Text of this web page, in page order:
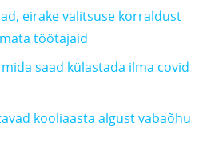
eirake valitsuse korraldust
töötajaid
saad külastada ilma covid
kooliaasta algust vabaõhu